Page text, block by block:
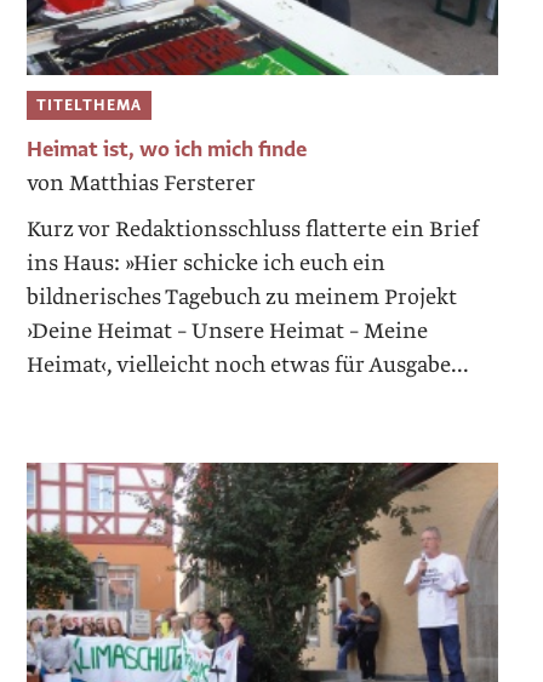
TITELTHEMA
Heimat ist, wo ich mich finde
von Matthias Fersterer
Kurz vor Redaktionsschluss flatterte ein Brief
ins Haus: »Hier schicke ich euch ein
bildnerisches Tagebuch zu meinem Projekt
›Deine Heimat – Unsere Heimat – Meine
Heimat‹, vielleicht noch etwas für Ausgabe...